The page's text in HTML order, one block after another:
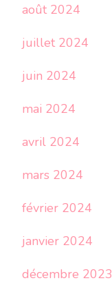
août 2024
juillet 2024
juin 2024
mai 2024
avril 2024
mars 2024
février 2024
janvier 2024
décembre 2023